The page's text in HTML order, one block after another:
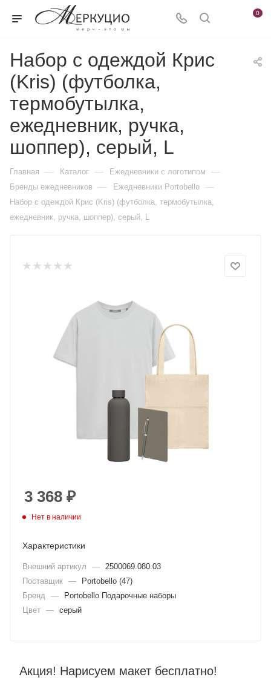
0
Набор с одеждой Крис
(Kris) (футболка,
термобутылка,
ежедневник, ручка,
шоппер), серый, L
Главная — Каталог — Ежедневники c логотипом —
Бренды ежедневников — Ежедневники Portobello —
Набор с одеждой Крис (Kris) (футболка, термобутылка,
ежедневник, ручка, шоппер), серый, L
3 368 ₽
Нет в наличии
Характеристики
Внешний артикул —
2500069.080.03
Поставщик —
Portobello (47)
Бренд
—
Portobello Подарочные наборы
Цвет — серый
Акция! Нарисуем макет бесплатно!